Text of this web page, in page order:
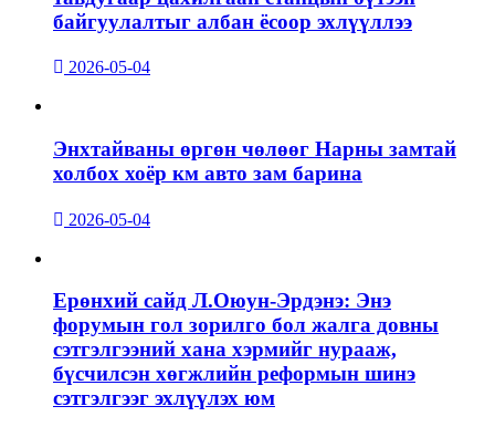
байгуулалтыг албан ёсоор эхлүүллээ
2026-05-04
Энхтайваны өргөн чөлөөг Нарны замтай
холбох хоёр км авто зам барина
2026-05-04
Ерөнхий сайд Л.Оюун-Эрдэнэ: Энэ
форумын гол зорилго бол жалга довны
сэтгэлгээний хана хэрмийг нурааж,
бүсчилсэн хөгжлийн реформын шинэ
сэтгэлгээг эхлүүлэх юм